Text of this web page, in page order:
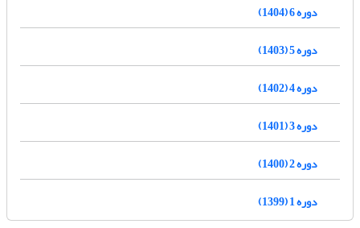
دوره 6 (1404)
دوره 5 (1403)
دوره 4 (1402)
دوره 3 (1401)
دوره 2 (1400)
دوره 1 (1399)